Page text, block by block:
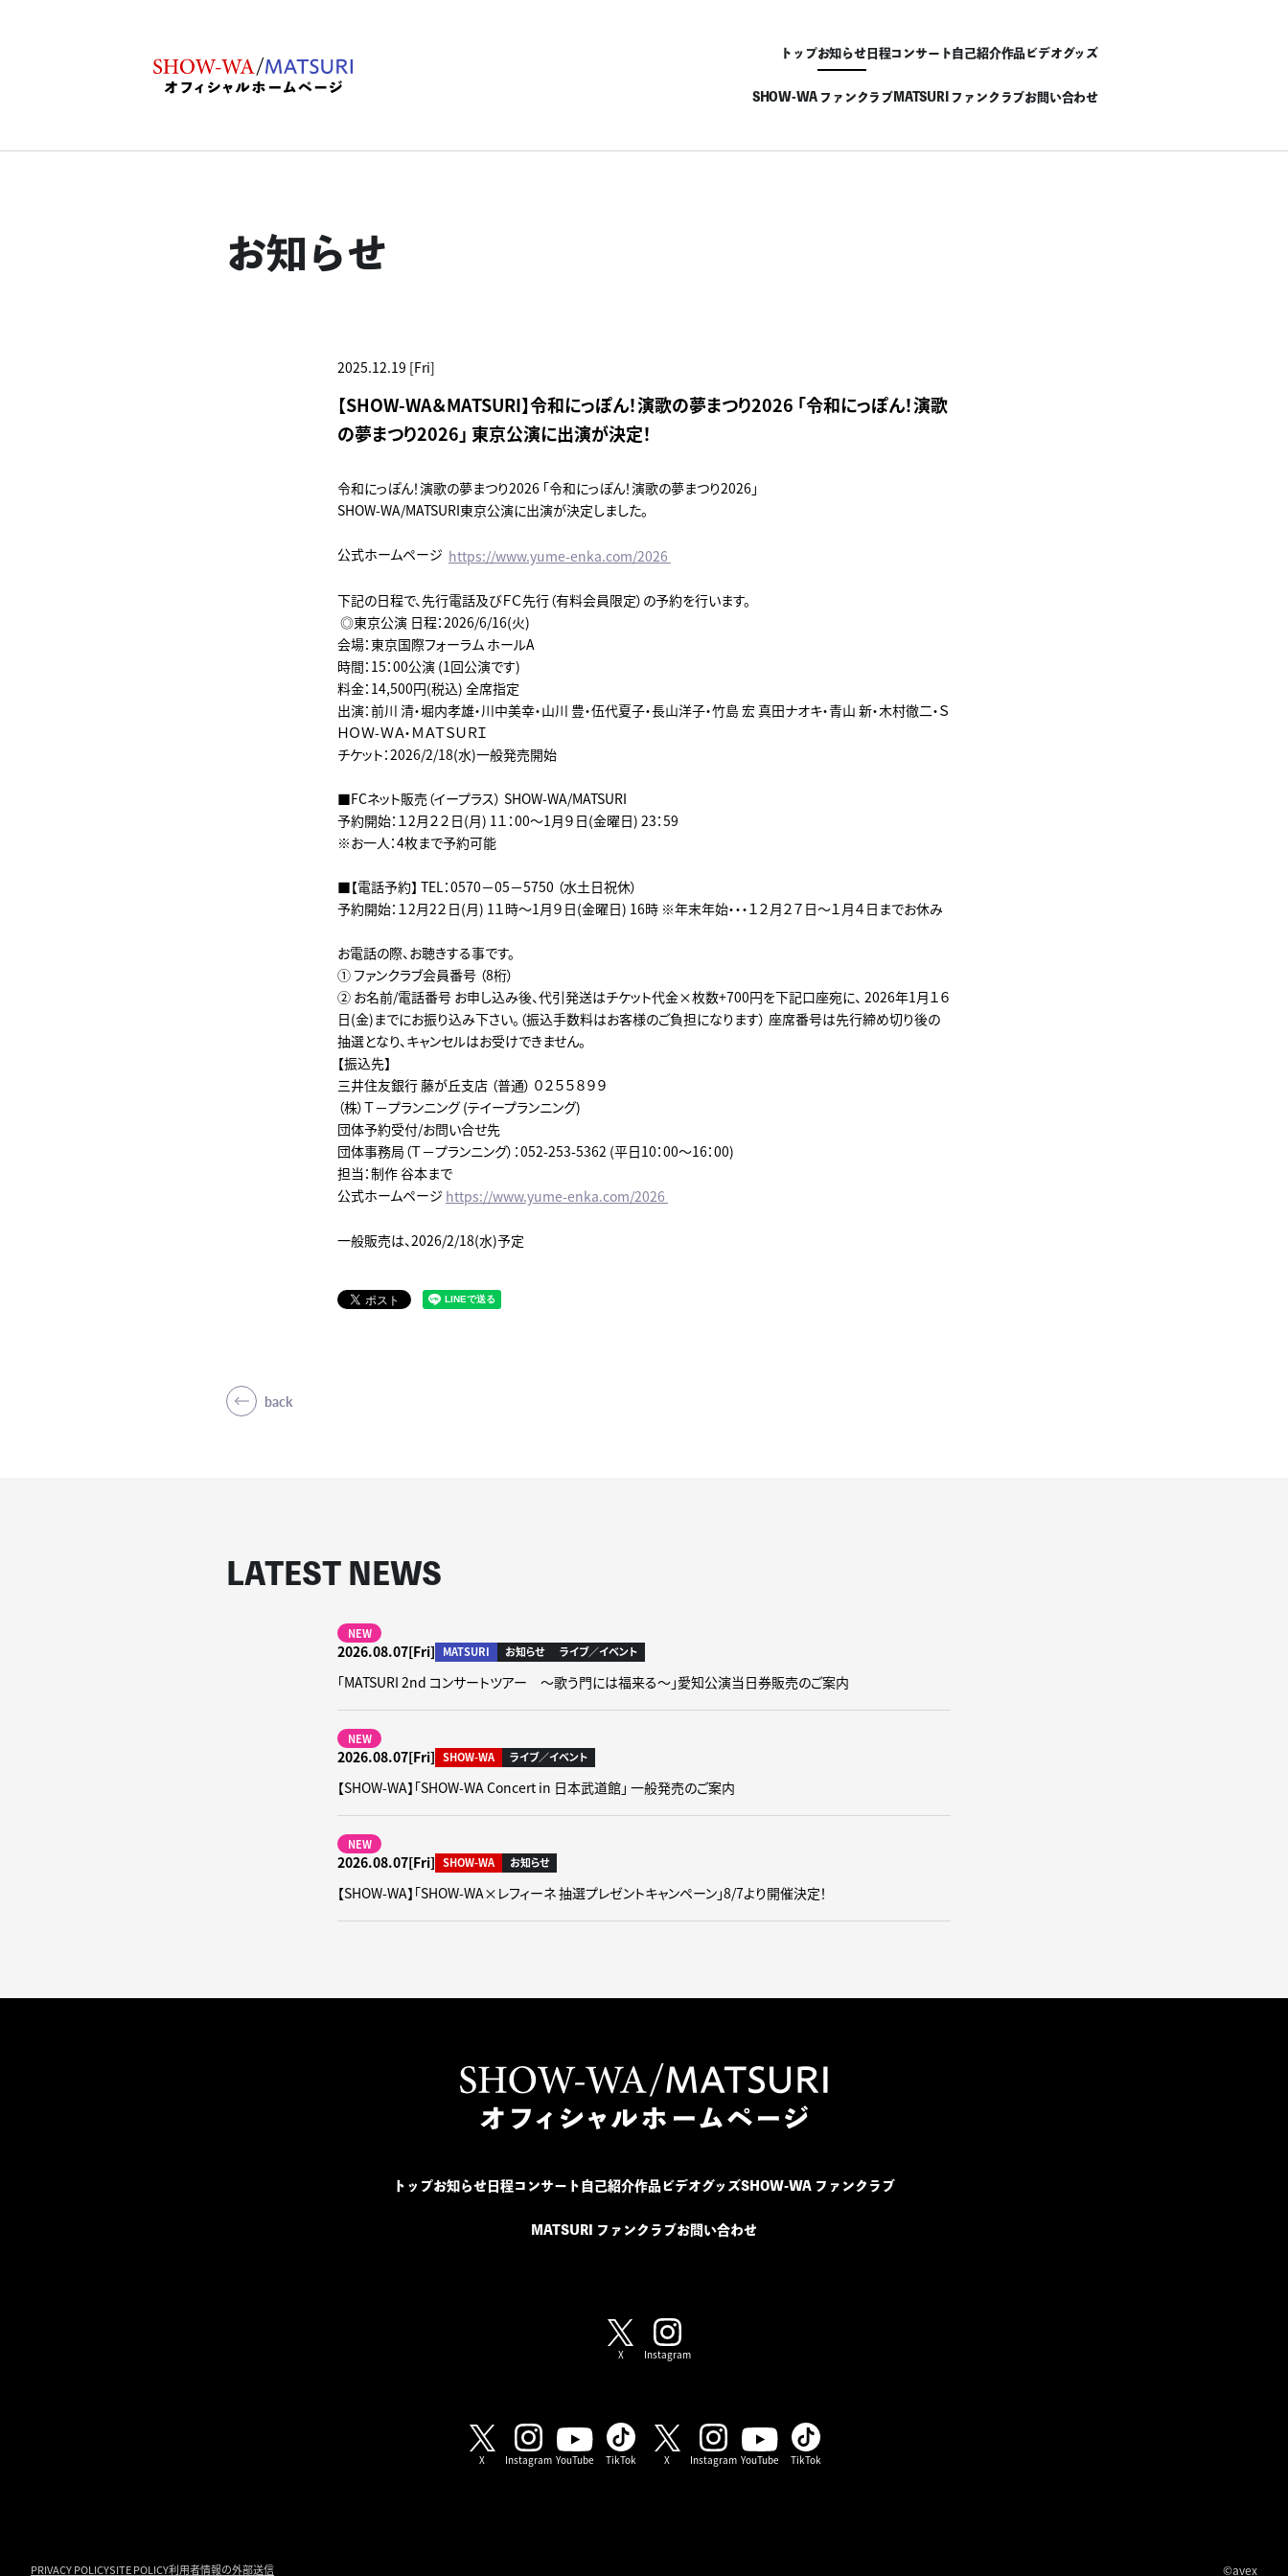
トップお知らせ日程コンサート自己紹介作品ビデオグッズ
SHOW-WA ファンクラブMATSURI ファンクラブお問い合わせ
お知らせ
2025.12.19 [Fri]
【SHOW-WA＆MATSURI】令和にっぽん！演歌の夢まつり2026 「令和にっぽん！演歌
の夢まつり2026」 東京公演に出演が決定！
令和にっぽん！演歌の夢まつり2026 「令和にっぽん！演歌の夢まつり2026」
SHOW-WA/MATSURI東京公演に出演が決定しました。
公式ホームページ https://www.yume-enka.com/2026
下記の日程で、先行電話及びＦＣ先行（有料会員限定）の予約を行います。
◎東京公演 日程：2026/6/16(火)
会場：東京国際フォーラム ホールA
時間：15：00公演 (1回公演です)
料金：14,500円(税込) 全席指定
出演：前川 清・堀内孝雄・川中美幸・山川 豊・伍代夏子・長山洋子・竹島 宏 真田ナオキ・青山 新・木村徹二・Ｓ
ＨＯＷ-ＷＡ・ＭＡＴＳＵＲＩ
チケット：2026/2/18(水)一般発売開始
■FCネット販売（イープラス） SHOW-WA/MATSURI
予約開始：１2月２２日(月) 1１：00～1月９日(金曜日) 23：59
※お一人：4枚まで予約可能
■【電話予約】 TEL：0570－05－5750 （水土日祝休）
予約開始：１2月2２日(月) 1１時～1月９日(金曜日) 16時 ※年末年始・・・１２月２７日～１月４日までお休み
お電話の際、お聴きする事です。
① ファンクラブ会員番号 （8桁）
② お名前/電話番号 お申し込み後、代引発送はチケット代金×枚数+700円を下記口座宛に、 2026年1月１６
日(金)までにお振り込み下さい。（振込手数料はお客様のご負担になります） 座席番号は先行締め切り後の
抽選となり、キャンセルはお受けできません。
【振込先】
三井住友銀行 藤が丘支店 （普通） ０２５５８９９
（株）Ｔ－プランニング (テイープランニング)
団体予約受付/お問い合せ先
団体事務局（Ｔ－プランニング）：052-253-5362 (平日10：00～16：00)
担当：制作 谷本まで
公式ホームページ https://www.yume-enka.com/2026
一般販売は、2026/2/18(水)予定
back
LATEST NEWS
NEW
2026.08.07[Fri] MATSURI お知らせ ライブ／イベント
「MATSURI 2nd コンサートツアー ～歌う門には福来る～」愛知公演当日券販売のご案内
NEW
2026.08.07[Fri] SHOW-WA ライブ／イベント
【SHOW-WA】「SHOW-WA Concert in 日本武道館」 一般発売のご案内
NEW
2026.08.07[Fri] SHOW-WA お知らせ
【SHOW-WA】「SHOW-WA×レフィーネ 抽選プレゼントキャンペーン」8/7より開催決定！
トップお知らせ 日程コンサート 自己紹介作品ビデオグッズSHOW-WA ファンクラブ
MATSURI ファンクラブ お問い合わせ
X Instagram
X Instagram YouTube TikTok X Instagram YouTube TikTok
PRIVACY POLICYSITE POLICY利用者情報の外部送信 ©avex